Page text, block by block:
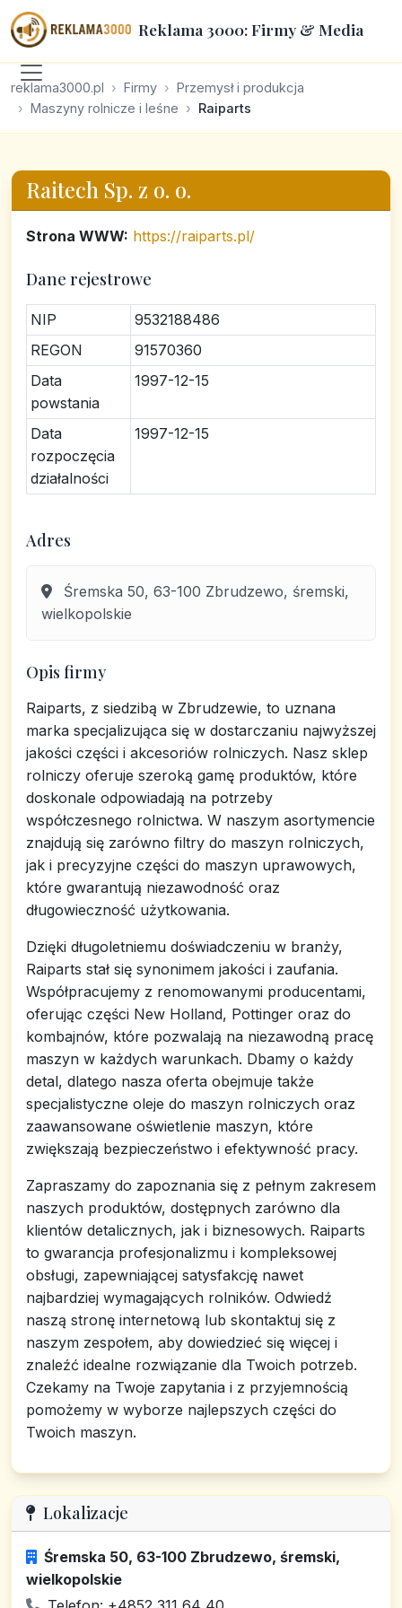
Reklama 3000: Firmy & Media
reklama3000.pl Firmy
Przemysł i produkcja
Maszyny rolnicze i leśne
Raiparts
Raitech Sp. z o. o.
Strona WWW: https://raiparts.pl/
Dane rejestrowe
NIP
9532188486
REGON
91570360
Data
powstania
1997-12-15
Data
rozpoczęcia
działalności
1997-12-15
Adres
Śremska 50, 63-100 Zbrudzewo, śremski,
wielkopolskie
Opis firmy
Raiparts, z siedzibą w Zbrudzewie, to uznana
marka specjalizująca się w dostarczaniu najwyższej
jakości części i akcesoriów rolniczych. Nasz sklep
rolniczy oferuje szeroką gamę produktów, które
doskonale odpowiadają na potrzeby
współczesnego rolnictwa. W naszym asortymencie
znajdują się zarówno filtry do maszyn rolniczych,
jak i precyzyjne części do maszyn uprawowych,
które gwarantują niezawodność oraz
długowieczność użytkowania.
Dzięki długoletniemu doświadczeniu w branży,
Raiparts stał się synonimem jakości i zaufania.
Współpracujemy z renomowanymi producentami,
oferując części New Holland, Pottinger oraz do
kombajnów, które pozwalają na niezawodną pracę
maszyn w każdych warunkach. Dbamy o każdy
detal, dlatego nasza oferta obejmuje także
specjalistyczne oleje do maszyn rolniczych oraz
zaawansowane oświetlenie maszyn, które
zwiększają bezpieczeństwo i efektywność pracy.
Zapraszamy do zapoznania się z pełnym zakresem
naszych produktów, dostępnych zarówno dla
klientów detalicznych, jak i biznesowych. Raiparts
to gwarancja profesjonalizmu i kompleksowej
obsługi, zapewniającej satysfakcję nawet
najbardziej wymagających rolników. Odwiedź
naszą stronę internetową lub skontaktuj się z
naszym zespołem, aby dowiedzieć się więcej i
znaleźć idealne rozwiązanie dla Twoich potrzeb.
Czekamy na Twoje zapytania i z przyjemnością
pomożemy w wyborze najlepszych części do
Twoich maszyn.
Lokalizacje
Śremska 50, 63-100 Zbrudzewo, śremski,
wielkopolskie